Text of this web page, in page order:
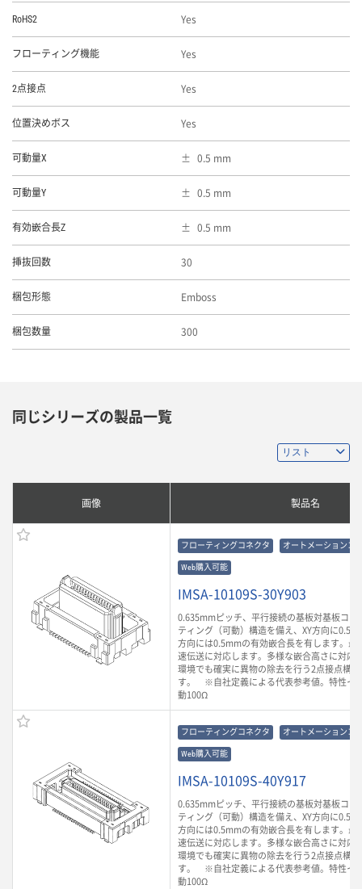
RoHS2 Yes
フローティング機能 Yes
2点接点 Yes
位置決めボス Yes
可動量X 0.5 mm
可動量Y 0.5 mm
有効嵌合長Z 0.5 mm
挿抜回数 30
梱包形態 Emboss
梱包数量 300
同じシリーズの製品一覧
画像 製品名
フローティングコネクタ オートメーションコ
Web購入可能
IMSA-10109S-30Y903
0.635mmピッチ、平行接続の基板対基板コネ
ティング（可動）構造を備え、XY方向に
方向には0.5mmの有効嵌合長を有します。
速伝送に対応します。多様な嵌合高さに対応
環境でも確実に異物の除去を行う2点接点構
す。 ※自社定義による代表参考値。特性イ
動100Ω
フローティングコネクタ オートメーションコ
Web購入可能
IMSA-10109S-40Y917
0.635mmピッチ、平行接続の基板対基板コネ
ティング（可動）構造を備え、XY方向に
方向には0.5mmの有効嵌合長を有します。
速伝送に対応します。多様な嵌合高さに対応
環境でも確実に異物の除去を行う2点接点構
す。 ※自社定義による代表参考値。特性イ
動100Ω